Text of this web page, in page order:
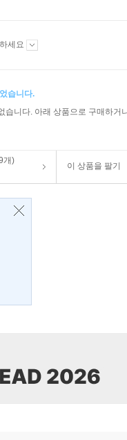
세요
습니다.
습니다. 아래 상품으로 구매하거
개)
이 상품을 팔기